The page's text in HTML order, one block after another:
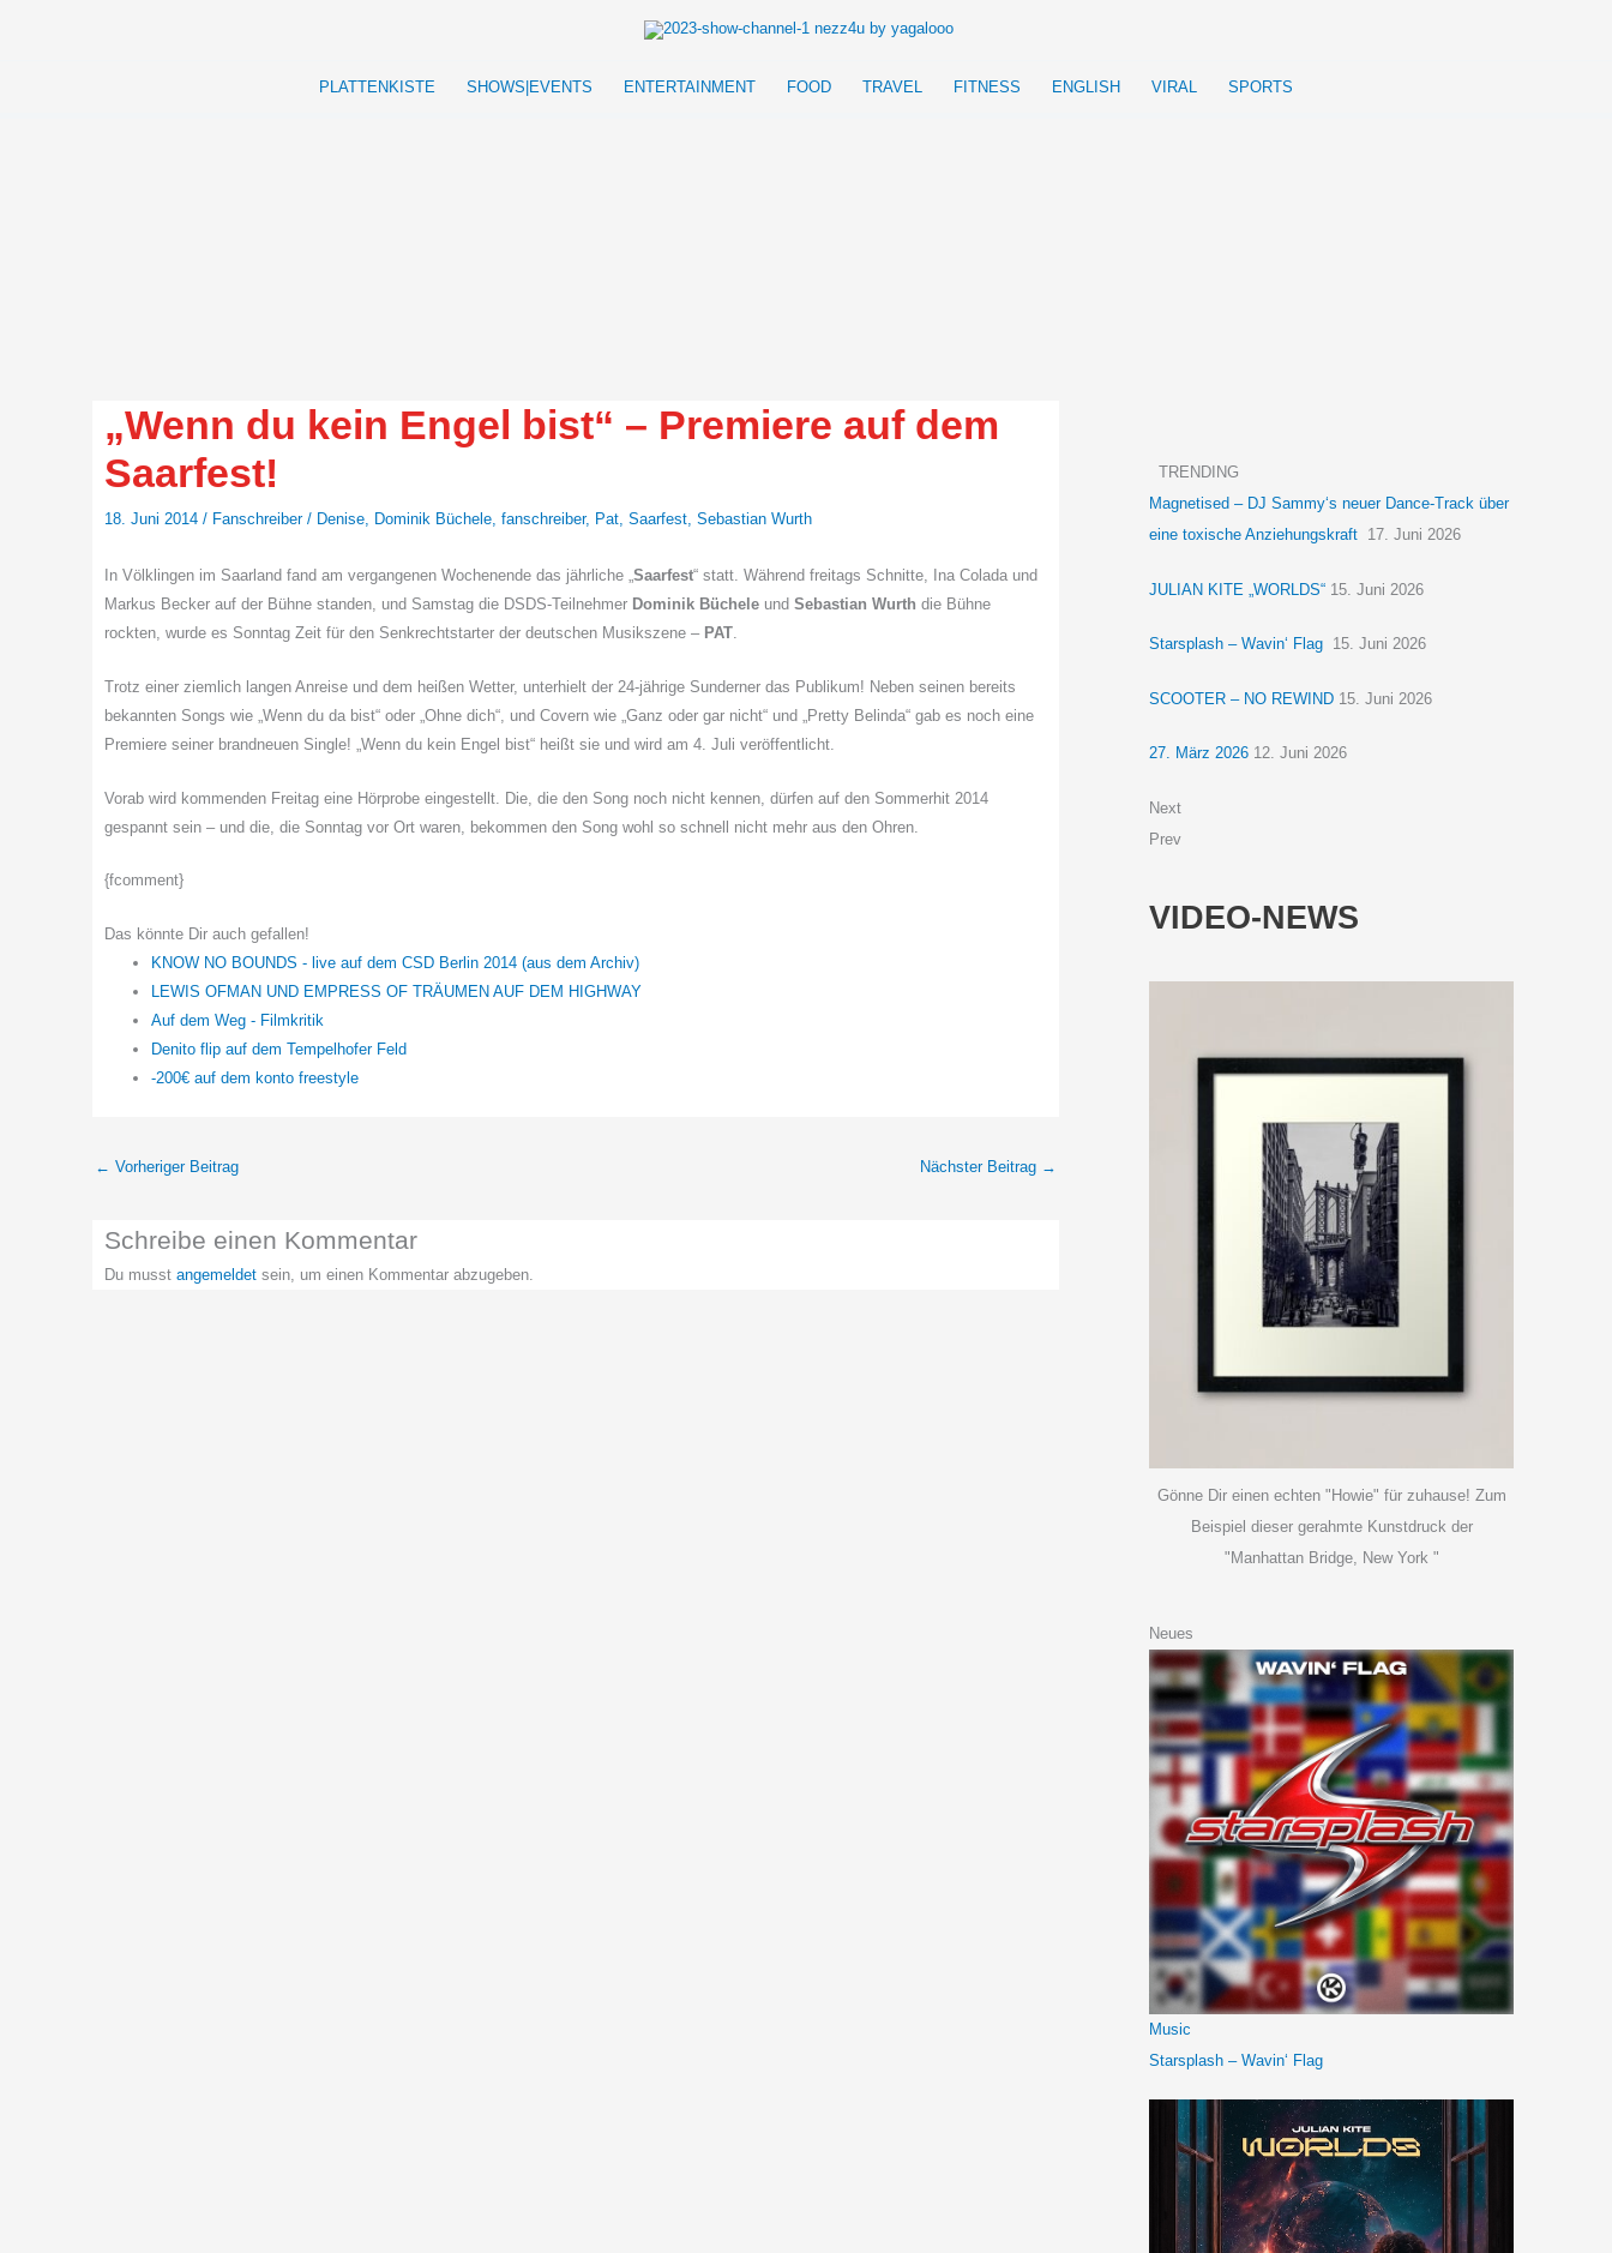
PLATTENKISTE
SHOWS|EVENTS ENTERTAINMENT FOOD TRAVEL FITNESS ENGLISH VIRAL SPORTS
„Wenn du kein Engel bist“ – Premiere auf dem
Saarfest!
18. Juni 2014 / Fanschreiber/ Denise, Dominik Büchele, fanschreiber, Pat, Saarfest, Sebastian Wurth
In Völklingen im Saarland fand am vergangenen Wochenende das jährliche „Saarfest“ statt. Während freitags Schnitte, Ina Colada und
Markus Becker auf der Bühne standen, und Samstag die DSDS-Teilnehmer Dominik Büchele und Sebastian Wurth die Bühne
rockten, wurde es Sonntag Zeit für den Senkrechtstarter der deutschen Musikszene – PAT.
Trotz einer ziemlich langen Anreise und dem heißen Wetter, unterhielt der 24-jährige Sunderner das Publikum! Neben seinen bereits
bekannten Songs wie „Wenn du da bist“ oder „Ohne dich“, und Covern wie „Ganz oder gar nicht“ und „Pretty Belinda“ gab es noch eine
Premiere seiner brandneuen Single! „Wenn du kein Engel bist“ heißt sie und wird am 4. Juli veröffentlicht.
Vorab wird kommenden Freitag eine Hörprobe eingestellt. Die, die den Song noch nicht kennen, dürfen auf den Sommerhit 2014
gespannt sein – und die, die Sonntag vor Ort waren, bekommen den Song wohl so schnell nicht mehr aus den Ohren.
{fcomment}
Das könnte Dir auch gefallen!
KNOW NO BOUNDS - live auf dem CSD Berlin 2014 (aus dem Archiv)
LEWIS OFMAN UND EMPRESS OF TRÄUMEN AUF DEM HIGHWAY
Auf dem Weg - Filmkritik
Denito flip auf dem Tempelhofer Feld
-200€ auf dem konto freestyle
← Vorheriger Beitrag Nächster Beitrag →
Schreibe einen Kommentar
Du musst angemeldet sein, um einen Kommentar abzugeben.
TRENDING
Magnetised – DJ Sammy‘s neuer Dance-Track über
eine toxische Anziehungskraft 17. Juni 2026
JULIAN KITE „WORLDS“ 15. Juni 2026
Starsplash – Wavin‘ Flag 15. Juni 2026
SCOOTER – NO REWIND 15. Juni 2026
27. März 2026 12. Juni 2026
Next
Prev
VIDEO-NEWS
Gönne Dir einen echten "Howie" für zuhause! Zum
Beispiel dieser gerahmte Kunstdruck der
"Manhattan Bridge, New York "
Neues
Music
Starsplash – Wavin‘ Flag